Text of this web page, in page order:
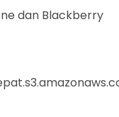
dan Blackberry